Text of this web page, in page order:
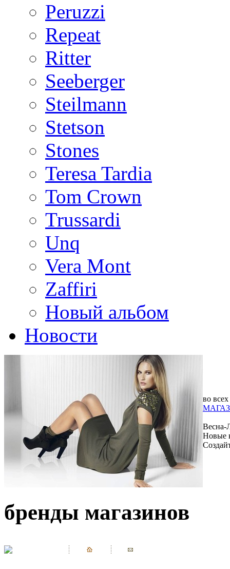
Peruzzi
Repeat
Ritter
Seeberger
Steilmann
Stetson
Stones
Teresa Tardia
Tom Crown
Trussardi
Unq
Vera Mont
Zaffiri
Новый альбом
Новости
во всех
Весна-
Новые
бренды магазинов